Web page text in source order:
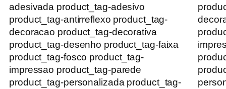
adesivada product_tag-adesivo
product_tag-antirreflexo product_tag-
decoracao product_tag-decorativa
product_tag-desenho product_tag-faixa
product_tag-fosco product_tag-
impressao product_tag-parede
product_tag-personalizada product_tag-